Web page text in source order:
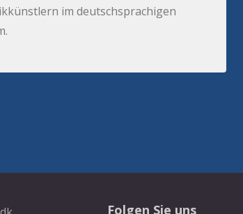
im deutschsprachigen
Folgen Sie uns